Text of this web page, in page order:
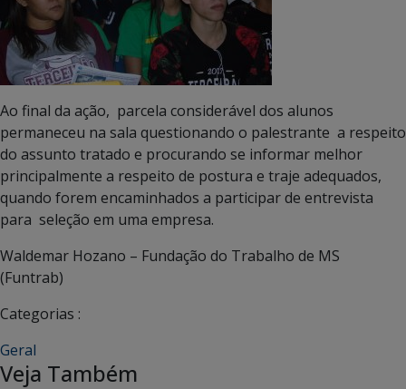
Ao final da ação, parcela considerável dos alunos
permaneceu na sala questionando o palestrante a respeito
do assunto tratado e procurando se informar melhor
principalmente a respeito de postura e traje adequados,
quando forem encaminhados a participar de entrevista
para seleção em uma empresa.
Waldemar Hozano – Fundação do Trabalho de MS
(Funtrab)
Categorias :
Geral
Veja Também